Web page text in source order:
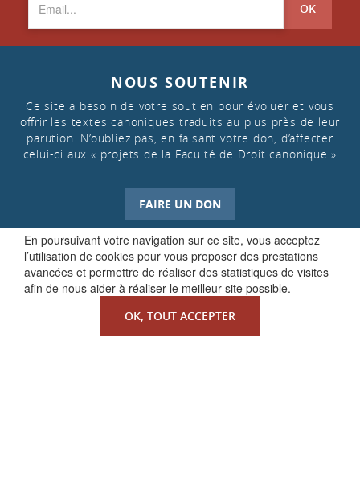
En poursuivant votre navigation sur ce site, vous acceptez
l’utilisation de cookies pour vous proposer des prestations
avancées et permettre de réaliser des statistiques de visites
afin de nous aider à réaliser le meilleur site possible.
OK, TOUT ACCEPTER
OK
NOUS SOUTENIR
Ce site a besoin de votre soutien pour évoluer et vous
offrir les textes canoniques traduits au plus près de leur
parution. N’oubliez pas, en faisant votre don, d’affecter
celui-ci aux « projets de la Faculté de Droit canonique »
FAIRE UN DON